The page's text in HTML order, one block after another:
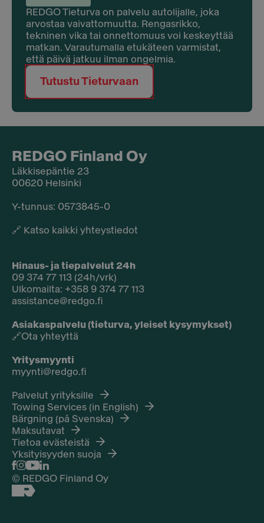
REDGO Tieturva on palvelu autolijalle, joka
arvostaa vaivattomuutta. Rengasrikko,
tekninen vika tai onnettomuus voi keskeyttää
matkan. Varautumalla etukäteen varmistat,
että päivä jatkuu ilman ongelmia.
Tutustu Tieturvaan
REDGO Finland Oy
Läkkisepäntie 23
00620 Helsinki
Y-tunnus: 0573845-0​
🔗 Katso kaikki yhteystiedot
Hinaus- ja tiepalvelut 24h
09 374 77 113 (24h/vrk)
Ulkomailta: +358 9 374 77 113
assistance@redgo.fi
Asiakaspalvelu (tieturva, yleiset kysymykset)
🔗Ota yhteyttä
Yritysmyynti
myynti@redgo.fi
© REDGO Finland Oy
Palvelut yrityksille
Towing Services (in English)
Bärgning (på Svenska)
Maksutavat
Tietoa evästeistä
Yksityisyyden suoja